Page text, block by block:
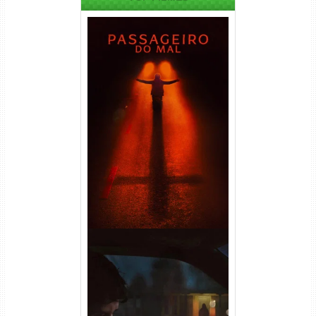
Passageiro do Mal Torrent
(2026) WEB-DL 1080p Dual
Áudio